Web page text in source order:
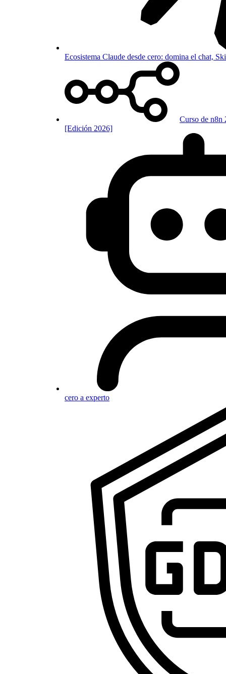
Ecosistema Claude desde cero: domina el chat,
Curso de n8n
[Edición 2026]
cero a experto